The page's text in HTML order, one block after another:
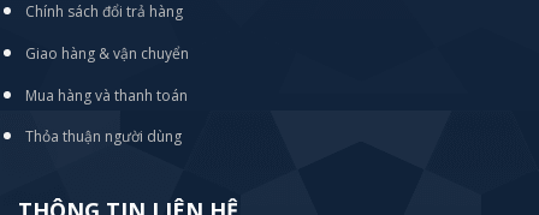
Chính sách đổi trả hàng
Giao hàng & vận chuyển
Mua hàng và thanh toán
Thỏa thuận người dùng